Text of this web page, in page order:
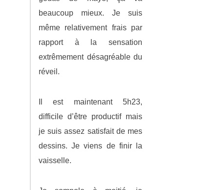
beaucoup mieux. Je suis
même relativement frais par
rapport à la sensation
extrêmement désagréable du
réveil.
Il est maintenant 5h23,
difficile d’être productif mais
je suis assez satisfait de mes
dessins. Je viens de finir la
vaisselle.